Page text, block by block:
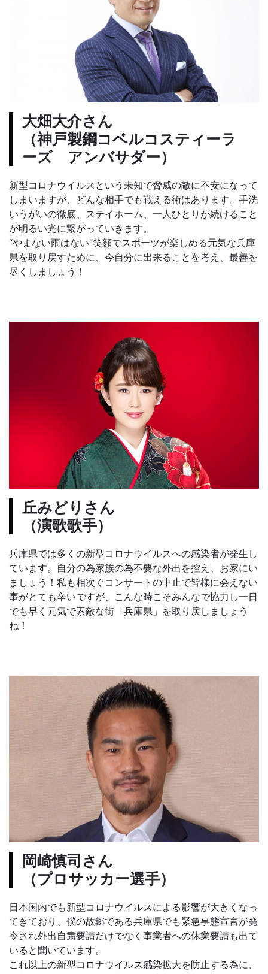
大畑大介さん
（神戸製鋼コベルコスティーラ
ーズ アンバサダー）
新型コロナウイルスという未知で脅威の敵に不安になって
しまいますが、どんな相手でも戦える術はあります。手洗
いうがいの徹底、ステイホーム、一人ひとりが続けること
が明るい光に繋がっていきます。
“やまない雨はない”笑顔でスポーツが楽しめる元気な兵庫
県を取り戻すために、今自分に出来ることを考え、最善を
尽くしましょう！
丘みどりさん
（演歌歌手）
兵庫県では多くの新型コロナウイルスへの感染者が発生し
ています。自分の為家族の為不要な外出を控え、お家にい
ましょう！私も相次ぐコンサートの中止で皆様に会えない
事がとても辛いですが、こんな時こそみんなで協力し一日
でも早く元気で素敵な街「兵庫県」を取り戻しましょう
ね！
岡崎慎司さん
（プロサッカー選手）
日本国内でも新型コロナウイルスによる影響が大きくなっ
てきており、僕の故郷である兵庫県でも緊急事態宣言が発
令され外出自粛要請だけでなく事業者への休業要請も出て
いると聞いています。
これ以上の新型コロナウイルス感染拡大を防止する為に、